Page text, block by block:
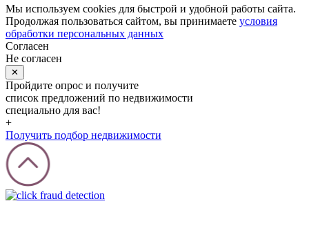
Мы используем cookies для быстрой и удобной работы сайта.
Продолжая пользоваться сайтом, вы принимаете условия
обработки персональных данных
Согласен
Не согласен
✕
Пройдите опрос и получите
список предложений по недвижимости
специально для вас!
+
Получить подбор недвижимости